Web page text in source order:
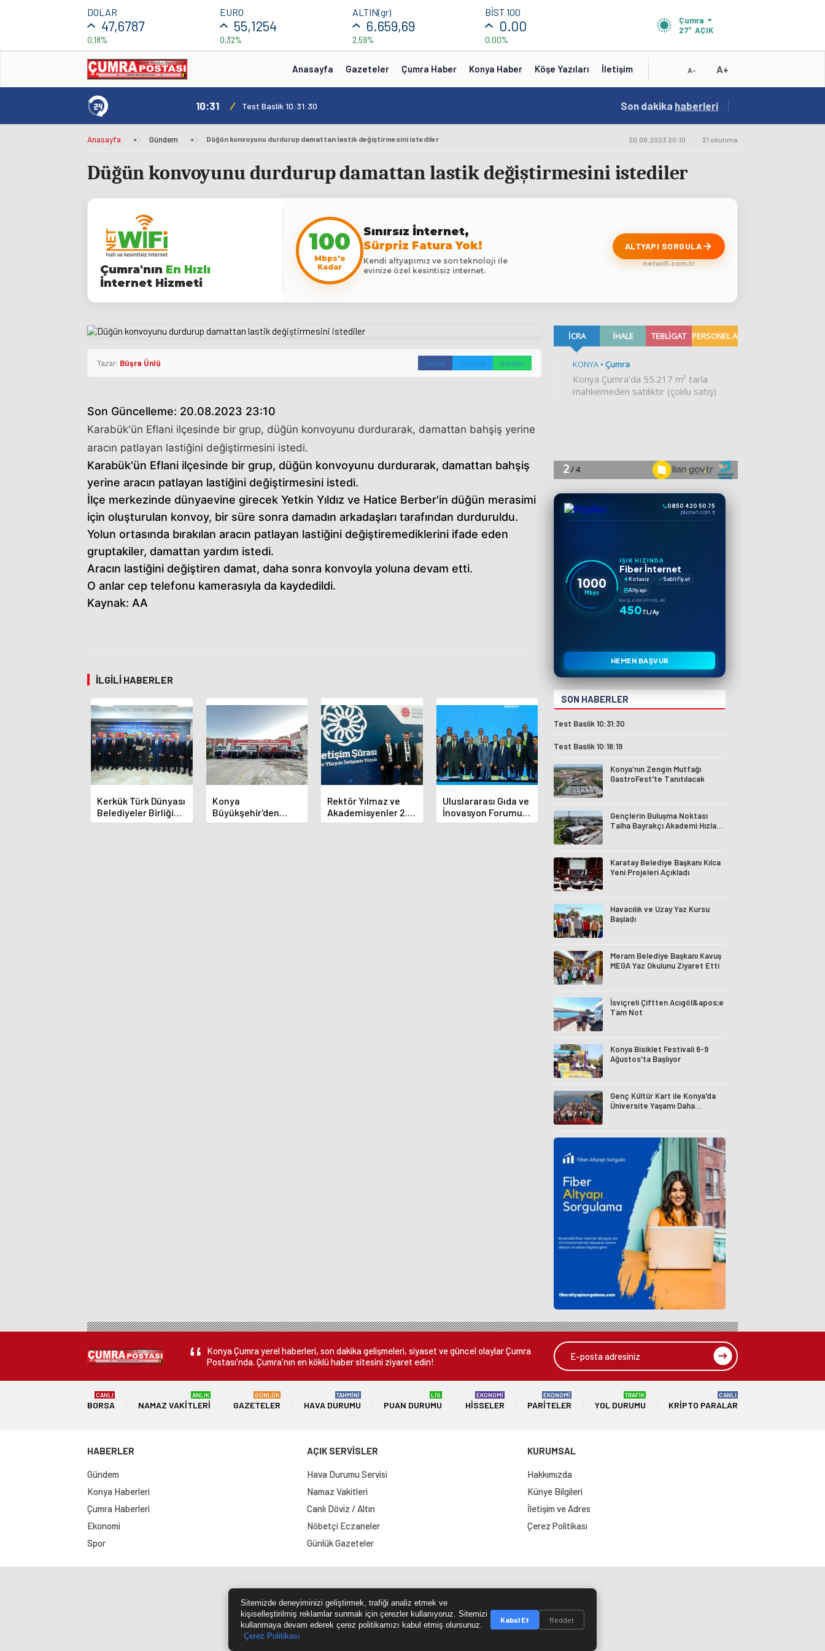
DOLAR
47,6787
0,18%
EURO
55,1254
0,32%
ALTIN(gr)
6.659,69
2,59%
BİST 100
0.00
0.00%
Çumra
27° AÇIK
Anasayfa Gazeteler Çumra Haber Konya Haber Köşe Yazıları İletişim A- A+
10:31 / Test Baslik 10:31:30 10:16 / Test Baslik 10:16:19
Son dakika haberleri
Anasayfa » Gündem » Düğün konvoyunu durdurup damattan lastik değiştirmesini istediler 20.08.2023 20:10 21 okunma
Düğün konvoyunu durdurup damattan lastik değiştirmesini istediler
Çumra'nın En Hızlı
İnternet Hizmeti
100
Mbps'e
Kadar
Sınırsız İnternet,
Sürpriz Fatura Yok!
Kendi altyapımız ve son teknoloji ile
evinize özel kesintisiz internet.
ALTYAPI SORGULA
netwifi.com.tr
Yazar: Büşra Ünlü Paylaş Tweetle Gönder
Son Güncelleme: 20.08.2023 23:10
Karabük'ün Eflani ilçesinde bir grup, düğün konvoyunu durdurarak, damattan bahşiş yerine
aracın patlayan lastiğini değiştirmesini istedi.
Karabük'ün Eflani ilçesinde bir grup, düğün konvoyunu durdurarak, damattan bahşiş
yerine aracın patlayan lastiğini değiştirmesini istedi.
İlçe merkezinde dünyaevine girecek Yetkin Yıldız ve Hatice Berber'in düğün merasimi
için oluşturulan konvoy, bir süre sonra damadın arkadaşları tarafından durduruldu.
Yolun ortasında bırakılan aracın patlayan lastiğini değiştiremediklerini ifade eden
gruptakiler, damattan yardım istedi.
Aracın lastiğini değiştiren damat, daha sonra konvoyla yoluna devam etti.
O anlar cep telefonu kamerasıyla da kaydedildi.
Kaynak: AA
İLGILI HABERLER
Kerkük Türk Dünyası
Belediyeler Birliği
Üyesi Oldu
Konya
Büyükşehir'den
Alanya Yangınına
Rektör Yılmaz ve
Akademisyenler 2.
İletişim Şurasında
Uluslararası Gıda ve
İnovasyon Forumu
Selçuklu'da Başladı
0850 420 50 75
plusnet.com.tr
1000
Mbps
IŞIK HIZINDA
Fiber İnternet
Kotasız
Sabit Fiyat
Altyapı
BAŞLAYAN FIYATLAR
450TL/Ay
HEMEN BAŞVUR
SON HABERLER
Test Baslik 10:31:30
Test Baslik 10:16:19
Konya'nın Zengin Mutfağı
GastroFest'te Tanıtılacak
Gençlerin Buluşma Noktası
Talha Bayrakçı Akademi Hızla
Karatay Belediye Başkanı Kılca
Yeni Projeleri Açıkladı
Havacılık ve Uzay Yaz Kursu
Başladı
Meram Belediye Başkanı Kavuş
MEGA Yaz Okulunu Ziyaret Etti
İsviçreli Çiftten Acıgöl&apos;e
Tam Not
Konya Bisiklet Festivali 6-9
Ağustos'ta Başlıyor
Genç Kültür Kart ile Konya'da
Üniversite Yaşamı Daha
Konya Çumra yerel haberleri, son dakika gelişmeleri, siyaset ve güncel olaylar Çumra
Postası'nda. Çumra'nın en köklü haber sitesini ziyaret edin!
BORSA
CANLI
NAMAZ VAKITLERI
ANLIK
GAZETELER
GÜNLÜK
HAVA DURUMU
TAHMİNİ
PUAN DURUMU
LİG
HISSELER
EKONOMİ
PARITELER
EKONOMİ
YOL DURUMU
TRAFİK
KRIPTO PARALAR
CANLI
HABERLER
Gündem
Konya Haberleri
Çumra Haberleri
Ekonomi
Spor
AÇIK SERVİSLER
Hava Durumu Servisi
Namaz Vakitleri
Canlı Döviz / Altın
Nöbetçi Eczaneler
Günlük Gazeteler
KURUMSAL
Hakkımızda
Künye Bilgileri
İletişim ve Adres
Çerez Politikası
Site Haritası RSS Kaynağı Çumra Postası
Sitemizde deneyiminizi geliştirmek, trafiği analiz etmek ve
kişiselleştirilmiş reklamlar sunmak için çerezler kullanıyoruz. Sitemizi
kullanmaya devam ederek çerez politikamızı kabul etmiş olursunuz.
Çerez Politikası
Kabul Et Reddet